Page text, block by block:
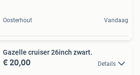
Oosterhout Vandaag
Gazelle cruiser 26inch zwart.
€ 20,00 Details